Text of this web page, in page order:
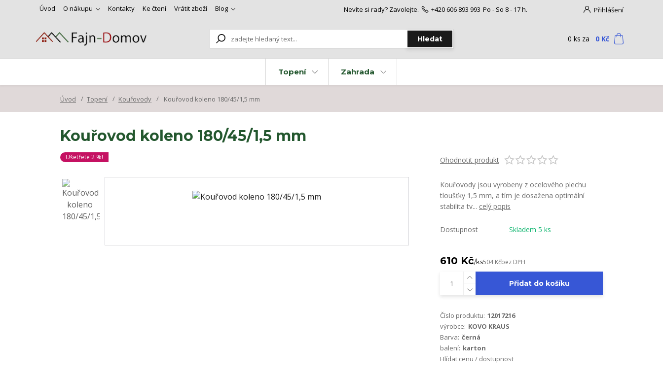
Úvod O nákupu Kontakty Ke čtení Vrátit zboží Blog Přihlášení
Hledat
Nevíte si rady? Zavolejte. +420 606 893 993 Po - So 8 - 17 h.
0 ks za 0 Kč
Topení Zahrada
Úvod Topení Kouřovody Kouřovod koleno 180/45/1,5 mm
Kouřovod koleno 180/45/1,5 mm
Ušetřete 2 %! Ohodnotit produkt
Kouřovody jsou vyrobeny z ocelového plechu
tloušťky 1,5 mm, a tím je dosažena optimální
stabilita tv... celý popis
Dostupnost Skladem 5 ks
610 Kč/ks504 Kčbez DPH
Přidat do košíku
Číslo produktu: 12017216
výrobce: KOVO KRAUS
Barva: černá
balení: karton
Hlídat cenu / dostupnost